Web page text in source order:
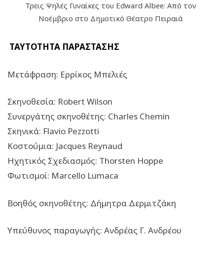
Τρεις Ψηλές Γυναίκες του Edward Albee: Από τον
Νοέμβριο στο Δημοτικό Θέατρο Πειραιά
ΤΑΥΤΟΤΗΤΑ ΠΑΡΑΣΤΑΣΗΣ
Μετάφραση: Ερρίκος Μπελιές
Σκηνοθεσία: Robert Wilson
Συνεργάτης σκηνοθέτης: Charles Chemin
Σκηνικά: Flavio Pezzotti
Κοστούμια: Jacques Reynaud
Ηχητικός Σχεδιασμός: Thorsten Hoppe
Φωτισμοί: Marcello Lumaca
Βοηθός σκηνοθέτης: Δήμητρα Δερμιτζάκη
Υπεύθυνος παραγωγής: Ανδρέας Γ. Ανδρέου